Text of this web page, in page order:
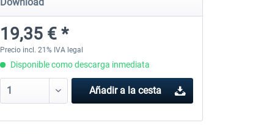
19,35 € *
Precio incl. 21% IVA legal
Disponible como descarga inmediata
Añadir a la cesta